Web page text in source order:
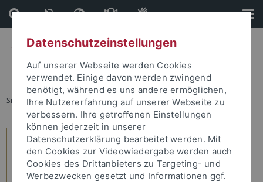
Direkt
zum
Inhalt
Direkt
zur
Fußleiste
Sie sind hier: Startseite ... 9
Datenschutzeinstellungen
Auf unserer Webseite werden Cookies
verwendet. Einige davon werden zwingend
benötigt, während es uns andere ermöglichen,
Ihre Nutzererfahrung auf unserer Webseite zu
verbessern. Ihre getroffenen Einstellungen
können jederzeit in unserer
Datenschutzerklärung bearbeitet werden. Mit
den Cookies zur Videowiedergabe werden auch
Cookies des Drittanbieters zu Targeting- und
Werbezwecken gesetzt und Informationen ggf.